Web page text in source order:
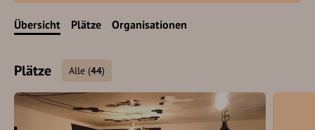
Übersicht Plätze Organisationen
Plätze Alle (44)